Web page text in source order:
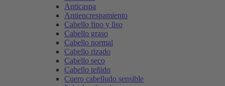
Anticaspa
Antiencrespamiento
Cabello fino y liso
Cabello graso
Cabello normal
Cabello rizado
Cabello seco
Cabello teñido
Cuero cabelludo sensible